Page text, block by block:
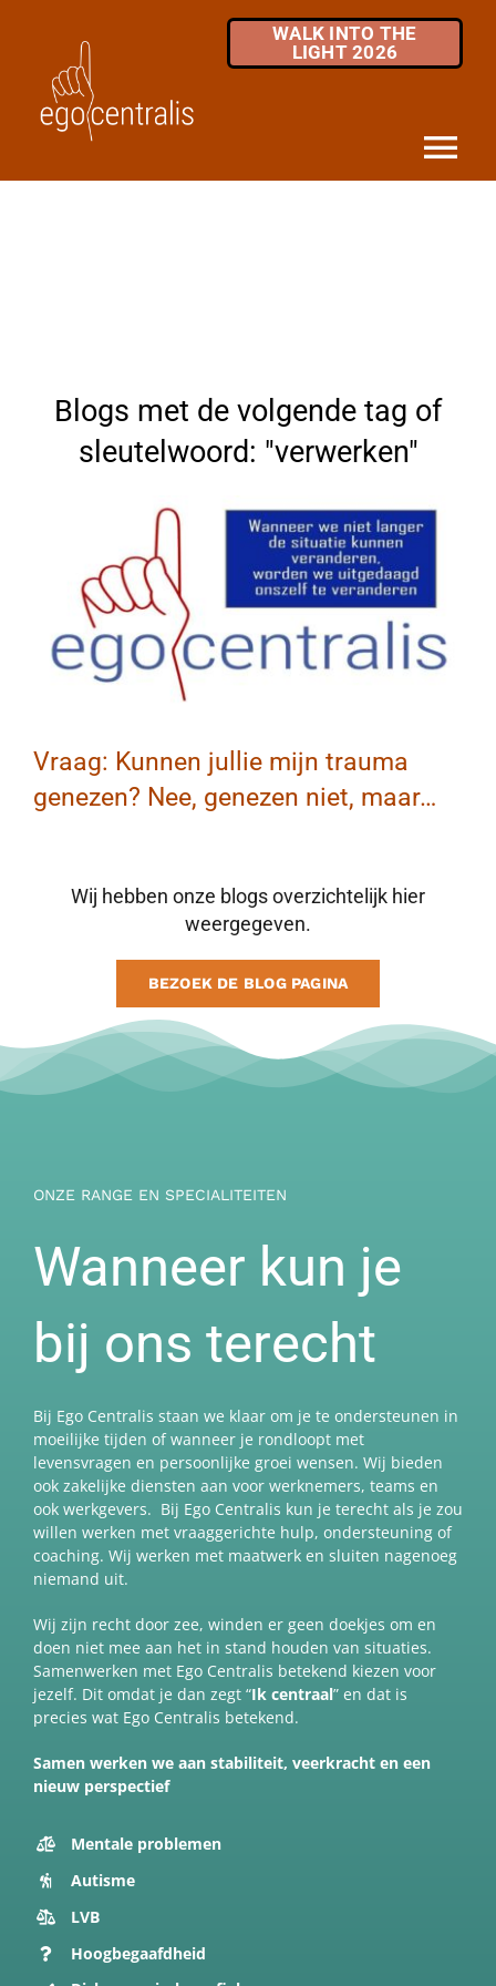
WALK INTO THE
LIGHT 2026
CONTACT
MAAK AFSPRAAK
Blogs met de volgende tag of
sleutelwoord: "verwerken"
Vraag: Kunnen jullie mijn trauma
genezen? Nee, genezen niet, maar…
Wij hebben onze blogs overzichtelijk hier
weergegeven.
BEZOEK DE BLOG PAGINA
ONZE RANGE EN SPECIALITEITEN
Wanneer kun je
bij ons terecht
Bij Ego Centralis staan we klaar om je te ondersteunen in
moeilijke tijden of wanneer je rondloopt met
levensvragen en persoonlijke groei wensen. Wij bieden
ook zakelijke diensten aan voor werknemers, teams en
ook werkgevers. Bij Ego Centralis kun je terecht als je zou
willen werken met vraaggerichte hulp, ondersteuning of
coaching. Wij werken met maatwerk en sluiten nagenoeg
niemand uit.
Wij zijn recht door zee, winden er geen doekjes om en
doen niet mee aan het in stand houden van situaties.
Samenwerken met Ego Centralis betekend kiezen voor
jezelf. Dit omdat je dan zegt “Ik centraal” en dat is
precies wat Ego Centralis betekend.
Samen werken we aan stabiliteit, veerkracht en een
nieuw perspectief
Mentale problemen
Autisme
LVB
Hoogbegaafdheid